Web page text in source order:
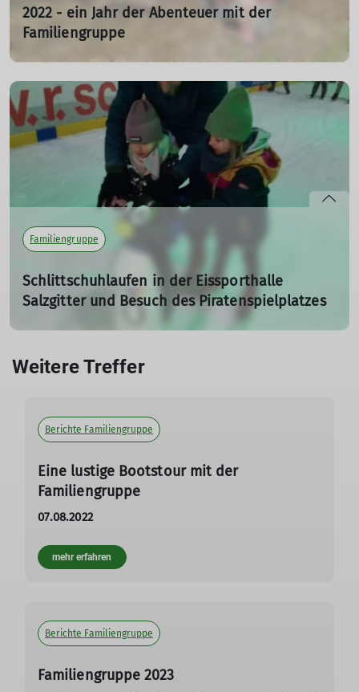
2022 - ein Jahr der Abenteuer mit der
Familiengruppe
06.01.2023
mehr erfahren
Familiengruppe
Schlittschuhlaufen in der Eissporthalle
Salzgitter und Besuch des Piratenspielplatzes
mehr erfahren
Weitere Treffer
Berichte Familiengruppe
Eine lustige Bootstour mit der
Familiengruppe
07.08.2022
mehr erfahren
Berichte Familiengruppe
Familiengruppe 2023